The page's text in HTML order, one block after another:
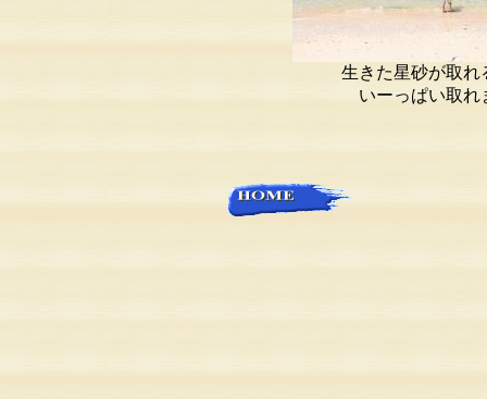
生きた星砂が
いーっぱい取れ